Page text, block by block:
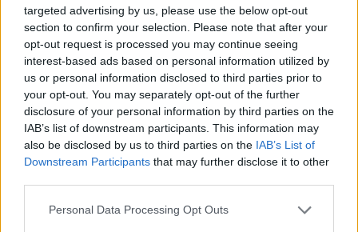
targeted advertising by us, please use the below opt-out
section to confirm your selection. Please note that after your
opt-out request is processed you may continue seeing
interest-based ads based on personal information utilized by
us or personal information disclosed to third parties prior to
your opt-out. You may separately opt-out of the further
disclosure of your personal information by third parties on the
IAB’s list of downstream participants. This information may
also be disclosed by us to third parties on the IAB’s List of
Downstream Participants that may further disclose it to other
Personal Data Processing Opt Outs
bellissima arbitra, gli faccio i complimenti per come ha
arbitrato. Milik ha giocato molto bene. Le scelte iniziali? Li ho
visti piu' freschi, poi ho inserito Di Maria e Chiesa per provare
nel finale a cambiare qualcosa. Dobbiamo pensare di poter
tornare a vincere il campionato. C'e' da fare un plauso ai
ragazzi, che hanno fatto una stagione importante. La gente
non sa veramente niente della Juventus, e' stata una
situazione surreale e i ragazzi sono stati meravigliosi. Serve
l'ultimo sforzo per arrivare secondi. Il Napoli ha fatto un
campionato straordinario. L'anno prossimo sicuramente